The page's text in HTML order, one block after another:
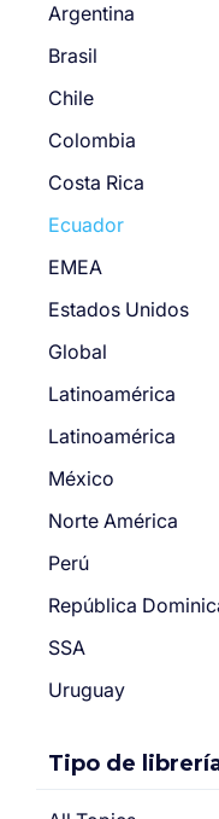
Argentina
Brasil
Chile
Colombia
Costa Rica
Ecuador
EMEA
Estados Unidos
Global
Latinoamérica
Latinoamérica
México
Norte América
Perú
República
SSA
Uruguay
Tipo de